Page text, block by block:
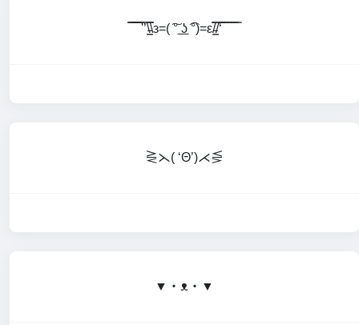
̿̿ ̿̿ ̿̿ ̿'̿’\̵͇̿̿\з=( ͠° ͟ʖ ͡°)=ε/̵͇̿̿/‘̿̿ ̿ ̿ ̿ ̿ ̿
⋛⋋( ‘Θ’)⋌⋚
▼・ᴥ・▼